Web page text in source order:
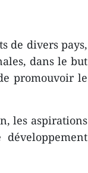
de divers pays,
dans le but
promouvoir le
les aspirations